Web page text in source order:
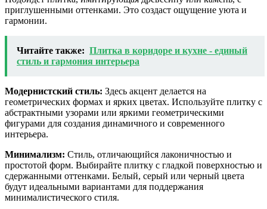
приглушенными оттенками. Это создаст ощущение уюта и
гармонии.
Читайте также: Плитка в коридоре и кухне - единый
стиль и гармония интерьера
Модернистский стиль: Здесь акцент делается на
геометрических формах и ярких цветах. Используйте плитку с
абстрактными узорами или яркими геометрическими
фигурами для создания динамичного и современного
интерьера.
Минимализм: Стиль, отличающийся лаконичностью и
простотой форм. Выбирайте плитку с гладкой поверхностью и
сдержанными оттенками. Белый, серый или черный цвета
будут идеальными вариантами для поддержания
минималистического стиля.